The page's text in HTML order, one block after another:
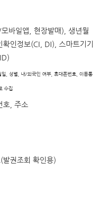
바일앱, 현장발매), 생년월
인정보(CI, DI), 스마트기기
, 성별, 내/외국인 여부, 휴대폰번호, 이동통
수집
호, 주소
권조회 확인용)